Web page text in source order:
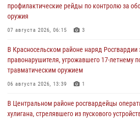
профилактические рейды по контролю за
оружия
07 августа 2026, 06:15 3
В Красносельском районе наряд
правонарушителя, угрожавшего 17-летнему
травматическим оружием
06 августа 2026, 13:39 1
В Центральном районе росгвардейцы
хулигана, стрелявшего из пускового